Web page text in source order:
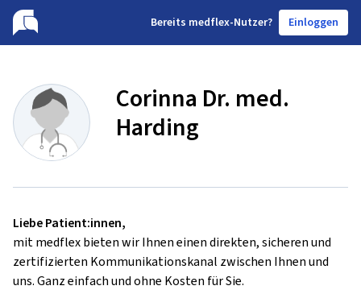
Bereits medflex-Nutzer? Einloggen
Corinna Dr. med.
Harding
Liebe Patient:innen,
mit medflex bieten wir Ihnen einen direkten, sicheren und
zertifizierten Kommunikationskanal zwischen Ihnen und
uns. Ganz einfach und ohne Kosten für Sie.